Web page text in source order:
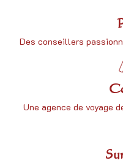
Des conseillers
Une agence de voyage